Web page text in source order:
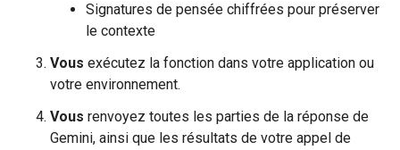
Signatures de pensée chiffrées pour préserver
le contexte
Vous exécutez la fonction dans votre application ou
votre environnement.
Vous renvoyez toutes les parties de la réponse de
Gemini, ainsi que les résultats de votre appel de